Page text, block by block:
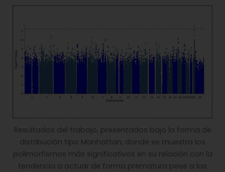
Resultados del trabajo, presentados bajo la forma de
distribución tipo Manhattan, donde se muestra los
polimorfismos más significativos en su relación con la
tendencia a actuar de forma prematura pese a las